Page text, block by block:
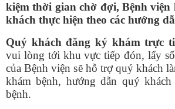
kiệm thời gian chờ đợi, Bệnh
khách thực hiện theo các hướng
Quý khách đăng ký khám trực
vui lòng tới khu vực tiếp đón, lấy
của Bệnh viện sẽ hỗ trợ quý khách
khám bệnh, hướng dẫn quý
bệnh.